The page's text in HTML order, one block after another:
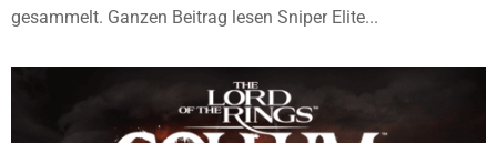
gesammelt. Ganzen Beitrag lesen Sniper Elite...